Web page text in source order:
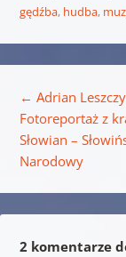
gędźba, hudba,
← Adrian
Fotoreportaż z
Słowian –
Narodowy
2 komentarze